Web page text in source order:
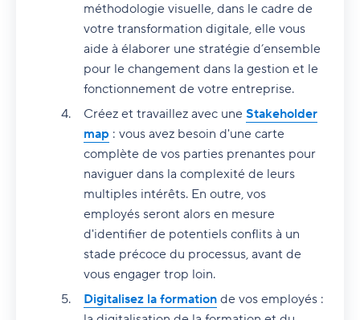
méthodologie visuelle, dans le cadre de
votre transformation digitale, elle vous
aide à élaborer une stratégie d’ensemble
pour le changement dans la gestion et le
fonctionnement de votre entreprise.
Créez et travaillez avec une Stakeholder
map : vous avez besoin d'une carte
complète de vos parties prenantes pour
naviguer dans la complexité de leurs
multiples intérêts. En outre, vos
employés seront alors en mesure
d'identifier de potentiels conflits à un
stade précoce du processus, avant de
vous engager trop loin.
Digitalisez la formation de vos employés :